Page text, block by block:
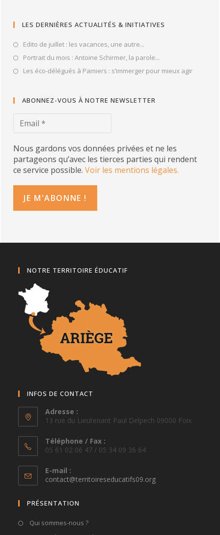
LES DERNIÈRES ACTUALITÉS & INITIATIVES
Edito de juillet : les vacances, une autre...
Portrait du mois : Antoine Schirmer, la parole...
Les éco-délégués à Pamiers : s’immerger pour mieux agir
ABONNEZ-VOUS À NOTRE NEWSLETTER
Nous gardons vos données privées et ne les
partageons qu’avec les tierces parties qui rendent
ce service possible.Voir les mentions légales.
NOTRE TERRITOIRE ÉDUCATIF
INFOS DE CONTACT
Adresse :
13 rue du Lieutenant Paul Delpech 09000 Foix
Téléphone / Fax :
05 61 02 06 47 / 05 34 09 36 64
E-mail :
contact@territoireseducatifs09.orgS’ouvre
PRÉSENTATION
Qui sommes-nous ?